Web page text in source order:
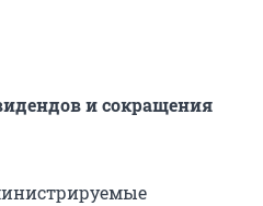
и сокращения